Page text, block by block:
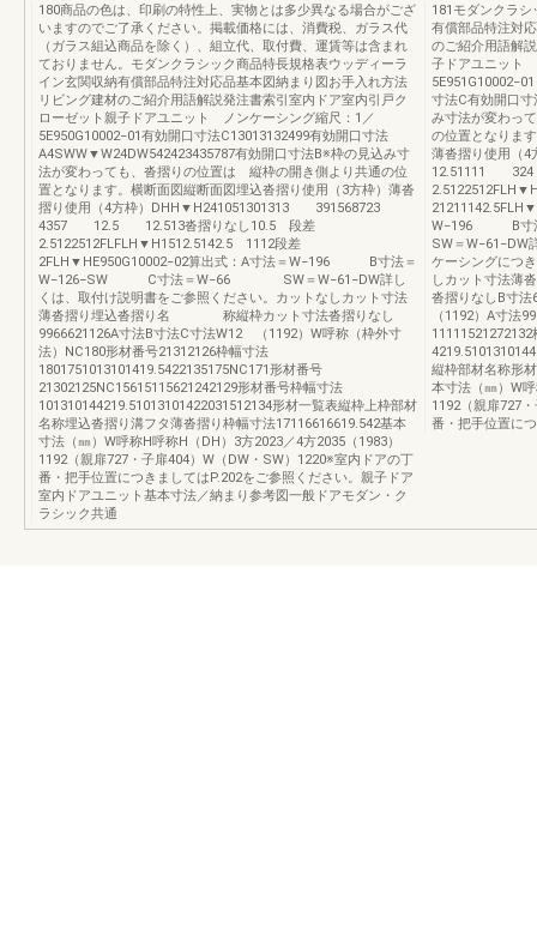
180商品の色は、印刷の特性上、実物とは多少異なる場合がござ
いますのでご了承ください。掲載価格には、消費税、ガラス代
（ガラス組込商品を除く）、組立代、取付費、運賃等は含まれ
ておりません。モダンクラシック商品特長規格表ウッディーラ
イン玄関収納有償部品特注対応品基本図納まり図お手入れ方法
リビング建材のご紹介用語解説発注書索引室内ドア室内引戸ク
ローゼット親子ドアユニット ノンケーシング縮尺：1／
5E950G10002−01有効開口寸法C13013132499有効開口寸法
A4SWW▼W24DW542423435787有効開口寸法B※枠の見込み寸
法が変わっても、沓摺りの位置は 縦枠の開き側より共通の位
置となります。横断面図縦断面図埋込沓摺り使用（3方枠）薄沓
摺り使用（4方枠）DHH▼H241051301313 391568723
4357 12.5 12.513沓摺りなし10.5 段差
2.5122512FLFLH▼H1512.5142.5 1112段差
2FLH▼HE950G10002−02算出式：A寸法＝W−196 B寸法＝
W−126−SW C寸法＝W−66 SW＝W−61−DW詳し
くは、取付け説明書をご参照ください。カットなしカット寸法
薄沓摺り埋込沓摺り名 称縦枠カット寸法沓摺りなし
9966621126A寸法B寸法C寸法W12 （1192）W呼称（枠外寸
法）NC180形材番号21312126枠幅寸法
1801751013101419.5422135175NC171形材番号
21302125NC15615115621242129形材番号枠幅寸法
101310144219.51013101422031512134形材一覧表縦枠上枠部材
名称埋込沓摺り溝フタ薄沓摺り枠幅寸法17116616619.542基本
寸法（㎜）W呼称H呼称H（DH）3方2023／4方2035（1983）
1192（親扉727・子扉404）W（DW・SW）1220※室内ドアの丁
番・把手位置につきましてはP.202をご参照ください。親子ドア
室内ドアユニット基本寸法／納まり参考図一般ドアモダン・ク
ラシック共通
181モダンクラ
有償部品特注対
のご紹介用語解
子ドアユニット
寸法C有効開口
み寸法が変わっ
の位置となりま
薄沓摺り使用（
12.51111
W−196 B寸
SW＝W−61−DW
ケーシングにつ
しカット寸法
沓摺りなしB寸
（1192）A寸法
11111521272132
縦枠部材名称形
本寸法（㎜）W
1192（親扉727
番・把手位置に